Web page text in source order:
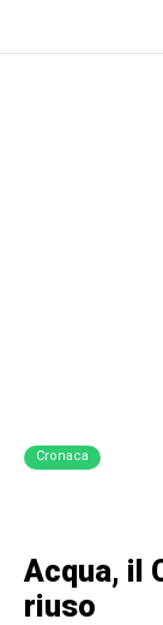
Cronaca
Acqua, il
riuso